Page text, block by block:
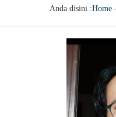
Anda disini :Home